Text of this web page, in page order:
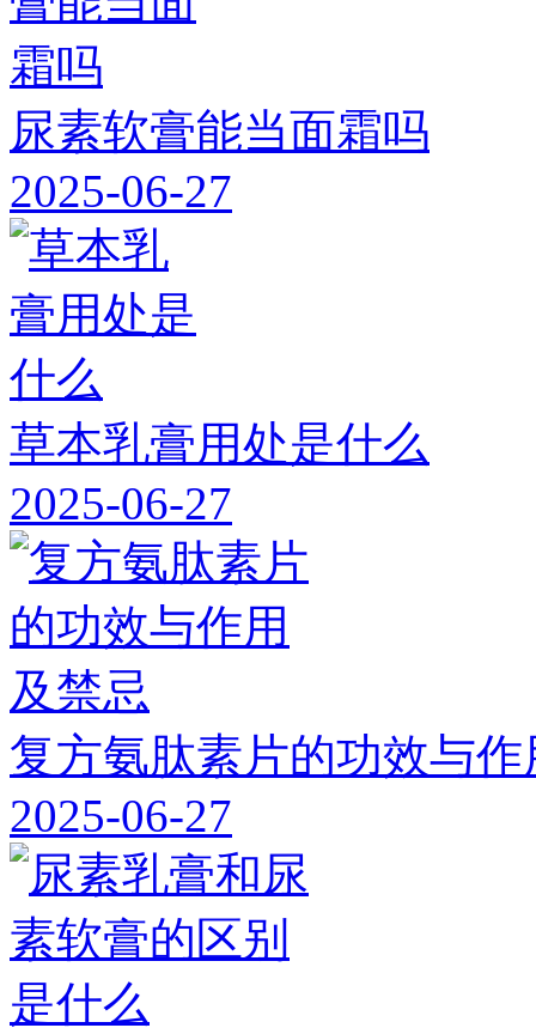
尿素软膏能当面霜吗
2025-06-27
草本乳膏用处是什么
2025-06-27
复方氨肽素片的功效与
2025-06-27